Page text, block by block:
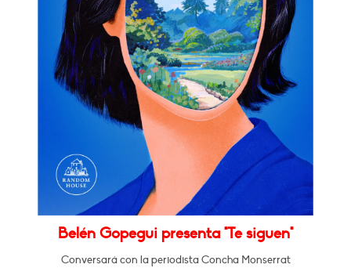
Belén Gopegui presenta "Te siguen"
Conversará con la periodista Concha Monserrat